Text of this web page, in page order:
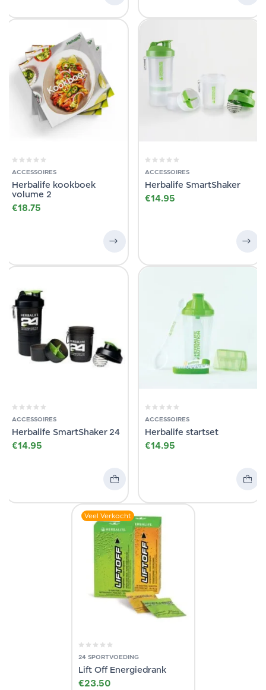
ACCESSOIRES
Herbalife kookboek
volume 2
€18.75
ACCESSOIRES
Herbalife SmartShaker
€14.95
ACCESSOIRES
Herbalife SmartShaker 24
€14.95
ACCESSOIRES
Herbalife startset
€14.95
Veel Verkocht
24 SPORTVOEDING
Lift Off Energiedrank
€23.50